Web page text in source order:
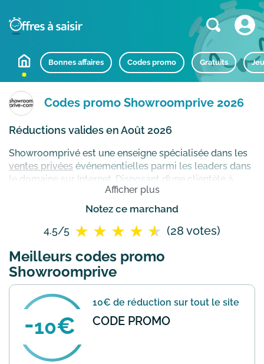
Bonnes affaires Codes promo Gratuits
Codes promo Showroomprive 2026
Réductions valides en Août 2026
Showroomprivé est une enseigne spécialisée dans les
ventes privées événementielles parmi les leaders dans
le domaine sur Internet. Disposant d’une clientèle à
l’internationale notamment en Europe, le site de vente
en ligne propose une variété de ventes exclusives de
urgent de se faire plaisir".
Afficher plus
Notez ce marchand
4.5/5 (28 votes)
Meilleurs codes promo
Showroomprive
10
10€ de réduction sur tout le site
CODE PROMO